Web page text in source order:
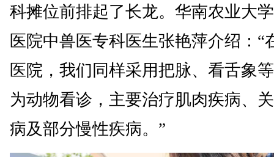
科摊位前排起了长龙。华南农业大
医院中兽医专科医生张艳萍介绍：“
医院，我们同样采用把脉、看舌象
为动物看诊，主要治疗肌肉疾病、
病及部分慢性疾病。”